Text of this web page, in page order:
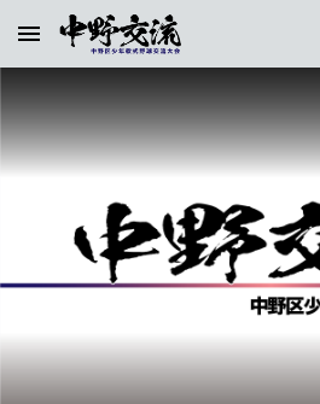
Skip to main content